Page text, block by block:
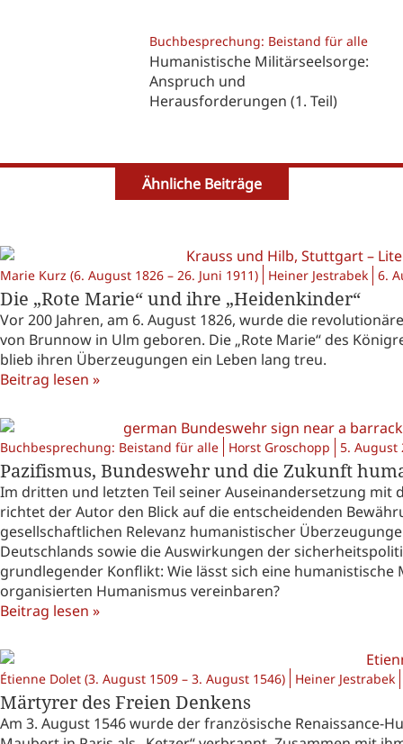
Buchbesprechung: Beistand für alle
Humanistische Militärseelsorge:
Anspruch und
Herausforderungen (1. Teil)
Ähnliche Beiträge
Marie Kurz (6. August 1826 – 26. Juni 1911) Heiner Jestrabek 6.
Die „Rote Marie“ und ihre „Heidenkinder“
Vor 200 Jahren, am 6. August 1826, wurde die
von Brunnow in Ulm geboren. Die „Rote Marie“ des
blieb ihren Überzeugungen ein Leben lang treu.
Beitrag lesen »
Buchbesprechung: Beistand für alle Horst Groschopp 5. August
Pazifismus, Bundeswehr und die Zukunft
Im dritten und letzten Teil seiner Auseinandersetzung
richtet der Autor den Blick auf die entscheidenden
gesellschaftlichen Relevanz humanistischer
Deutschlands sowie die Auswirkungen der
grundlegender Konflikt: Wie lässt sich eine
organisierten Humanismus vereinbaren?
Beitrag lesen »
Étienne Dolet (3. August 1509 – 3. August 1546) Heiner Jestrabek
Märtyrer des Freien Denkens
Am 3. August 1546 wurde der französische Renaissance-